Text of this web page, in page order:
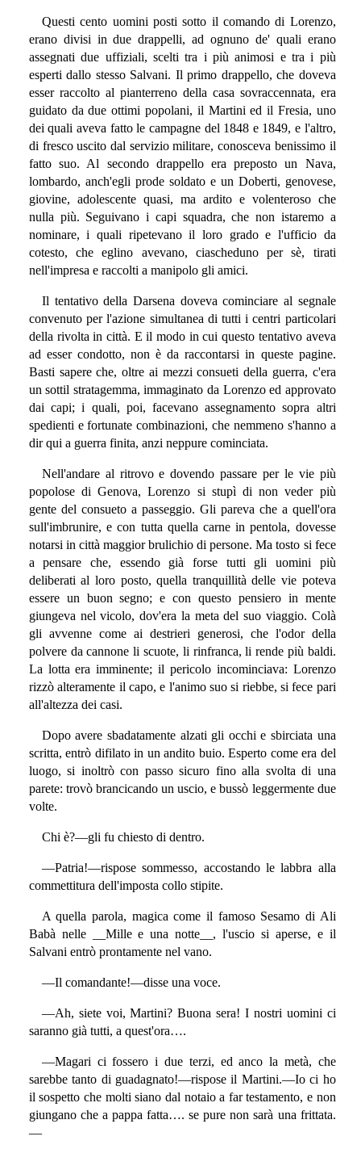
Questi cento uomini posti sotto il comando di Lorenzo,
erano divisi in due drappelli, ad ognuno de' quali erano
assegnati due uffiziali, scelti tra i più animosi e tra i più
esperti dallo stesso Salvani. Il primo drappello, che doveva
esser raccolto al pianterreno della casa sovraccennata, era
guidato da due ottimi popolani, il Martini ed il Fresia, uno
dei quali aveva fatto le campagne del 1848 e 1849, e l'altro,
di fresco uscito dal servizio militare, conosceva benissimo il
fatto suo. Al secondo drappello era preposto un Nava,
lombardo, anch'egli prode soldato e un Doberti, genovese,
giovine, adolescente quasi, ma ardito e volenteroso che
nulla più. Seguivano i capi squadra, che non istaremo a
nominare, i quali ripetevano il loro grado e l'ufficio da
cotesto, che eglino avevano, ciascheduno per sè, tirati
nell'impresa e raccolti a manipolo gli amici.
Il tentativo della Darsena doveva cominciare al segnale
convenuto per l'azione simultanea di tutti i centri particolari
della rivolta in città. E il modo in cui questo tentativo aveva
ad esser condotto, non è da raccontarsi in queste pagine.
Basti sapere che, oltre ai mezzi consueti della guerra, c'era
un sottil stratagemma, immaginato da Lorenzo ed approvato
dai capi; i quali, poi, facevano assegnamento sopra altri
spedienti e fortunate combinazioni, che nemmeno s'hanno a
dir qui a guerra finita, anzi neppure cominciata.
Nell'andare al ritrovo e dovendo passare per le vie più
popolose di Genova, Lorenzo si stupì di non veder più
gente del consueto a passeggio. Gli pareva che a quell'ora
sull'imbrunire, e con tutta quella carne in pentola, dovesse
notarsi in città maggior brulichio di persone. Ma tosto si fece
a pensare che, essendo già forse tutti gli uomini più
deliberati al loro posto, quella tranquillità delle vie poteva
essere un buon segno; e con questo pensiero in mente
giungeva nel vicolo, dov'era la meta del suo viaggio. Colà
gli avvenne come ai destrieri generosi, che l'odor della
polvere da cannone li scuote, li rinfranca, li rende più baldi.
La lotta era imminente; il pericolo incominciava: Lorenzo
rizzò alteramente il capo, e l'animo suo si riebbe, si fece pari
all'altezza dei casi.
Dopo avere sbadatamente alzati gli occhi e sbirciata una
scritta, entrò difilato in un andito buio. Esperto come era del
luogo, si inoltrò con passo sicuro fino alla svolta di una
parete: trovò brancicando un uscio, e bussò leggermente due
volte.
Chi è?—gli fu chiesto di dentro.
—Patria!—rispose sommesso, accostando le labbra alla
commettitura dell'imposta collo stipite.
A quella parola, magica come il famoso Sesamo di Ali
Babà nelle __Mille e una notte__, l'uscio si aperse, e il
Salvani entrò prontamente nel vano.
—Il comandante!—disse una voce.
—Ah, siete voi, Martini? Buona sera! I nostri uomini ci
saranno già tutti, a quest'ora….
—Magari ci fossero i due terzi, ed anco la metà, che
sarebbe tanto di guadagnato!—rispose il Martini.—Io ci ho
il sospetto che molti siano dal notaio a far testamento, e non
giungano che a pappa fatta…. se pure non sarà una frittata.
—